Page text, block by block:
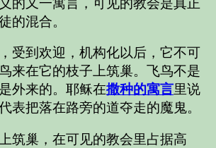
的又一寓言，可见的教会是真正
的混合。
受到欢迎，机构化以后，它不可
来在它的枝子上筑巢。飞鸟不是
外来的。耶稣在撒种的寓言里说
表把落在路旁的道夺走的魔鬼。
筑巢，在可见的教会里占据高